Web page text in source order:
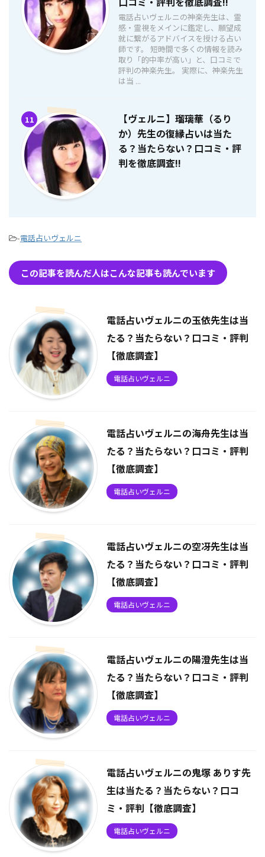
電話占いヴェルニの神楽先生は、霊
感・霊視をメインに鑑定し、願望成
就に繋がるアドバイスを授ける占い
師です。 短時間で多くの情報を読み
取り「的中率が高い」と、口コミで
評判の神楽先生。 実際に、神楽先生
は当 ...
11
【ヴェルニ】瑠璃華（るり
か）先生の復縁占いは当た
る？当たらない？口コミ・評
判を徹底調査!!
-電話占いヴェルニ
この記事を読んだ人はこんな記事も読んでいます
電話占いヴェルニの玉依先生は当
たる？当たらない？口コミ・評判
【徹底調査】
電話占いヴェルニ
電話占いヴェルニの海舟先生は当
たる？当たらない？口コミ・評判
【徹底調査】
電話占いヴェルニ
電話占いヴェルニの空冴先生は当
たる？当たらない？口コミ・評判
【徹底調査】
電話占いヴェルニ
電話占いヴェルニの陽澄先生は当
たる？当たらない？口コミ・評判
【徹底調査】
電話占いヴェルニ
電話占いヴェルニの鬼塚 ありす先
生は当たる？当たらない？口コ
ミ・評判【徹底調査】
電話占いヴェルニ